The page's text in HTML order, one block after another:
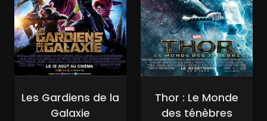
Les Gardiens de la
Galaxie
Thor : Le Monde
des ténèbres